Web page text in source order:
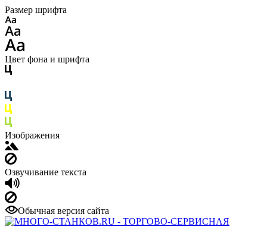
Размер шрифта
Цвет фона и шрифта
Изображения
Озвучивание текста
Обычная версия сайта